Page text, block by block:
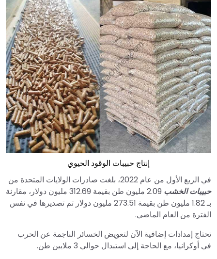
إنتاج حبيبات الوقود الحيوي
في الربع الأول من عام 2022، بلغت صادرات الولايات المتحدة من
حبيبات الخشب
2.09 مليون طن بقيمة 312.69 مليون دولار، مقارنة
بـ 1.82 مليون طن بقيمة 273.51 مليون دولار تم تصديرها في نفس
الفترة من العام الماضي.
تحتاج إمدادات إضافية الآن لتعويض الخسائر الناجمة عن الحرب
في أوكرانيا، مع الحاجة إلى استبدال حوالي 3 ملايين طن.